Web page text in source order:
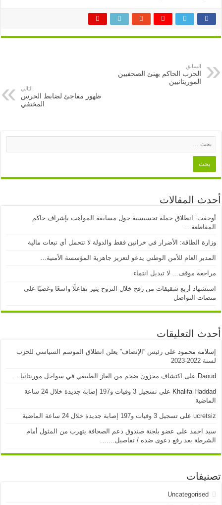
السابق
الحزب الحاكم يهنئ الصحفيين
الموريتانيين
التالي
ظهور مفاجئ لضابط الحرس
المختفي
أحدث المقالات
أوجفت: انطلاق حملة تحسيسية حول مسابقة المواهب بإشراف حاكم
المقاطعة…
وزارة الطاقة: الأضرار في خزانين فقط والدولة لا تتحمل أي تبعات مالية
المدير العام للأمن الوطني يدعو لتعزيز جاهزية المؤسسة الأمنية…
مراجعة موقف… لا تبديل انتماء
استشهاد أربع شقيقات من رفح خلال النزوح يثير تفاعلًا واسعًا وغضبًا على
منصات التواصل
أحدث التعليقات
إسلامه محمود علىرئيس “الإنصاف” يعلن انطلاق الموسم السياسي للحزب
لسنة 2022-2023
Daoud على اكتشاف مخزون ضخم من الغاز الطبيعي في سواحل موريتانيا….
Khalifa Haddad على
تسجيل 3 وفيات و197 إصابة جديدة خلال 24 ساعة
الماضية
ucretsiz علىتسجيل 3 وفيات و197 إصابة جديدة خلال 24 ساعة الماضية
سيد احمد على عضو بلجنة صندوق دعم الصحافة يتهرب من المثول أمام
الشرطة بعد رفع دعوى ضده / تفاصيل…….
تصنيفات
Uncategorised